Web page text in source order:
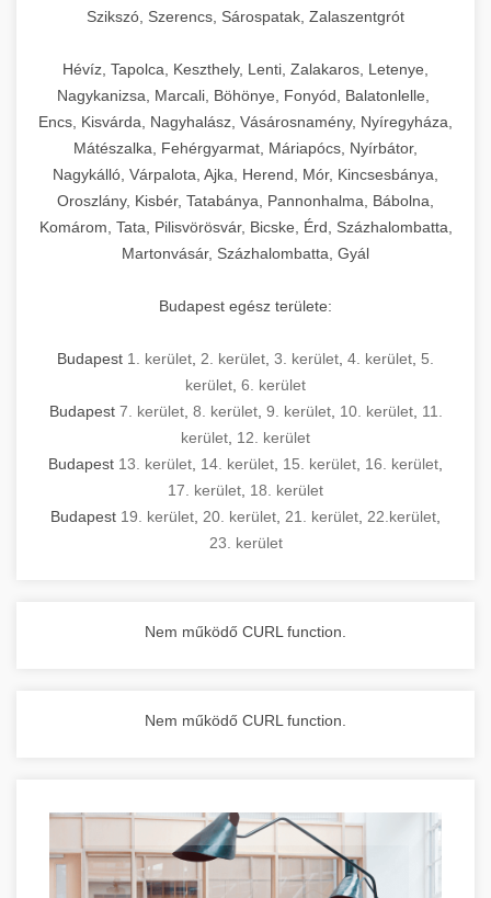
Szikszó, Szerencs, Sárospatak, Zalaszentgrót
Hévíz, Tapolca, Keszthely, Lenti, Zalakaros, Letenye,
Nagykanizsa, Marcali, Böhönye, Fonyód, Balatonlelle,
Encs, Kisvárda, Nagyhalász, Vásárosnamény, Nyíregyháza,
Mátészalka, Fehérgyarmat, Máriapócs, Nyírbátor,
Nagykálló, Várpalota, Ajka, Herend, Mór, Kincsesbánya,
Oroszlány, Kisbér, Tatabánya, Pannonhalma, Bábolna,
Komárom, Tata, Pilisvörösvár, Bicske, Érd, Százhalombatta,
Martonvásár, Százhalombatta, Gyál
Budapest egész területe:
Budapest 1. kerület 2. kerület 3. kerület 4. kerület 5.
kerület 6. kerület
Budapest 7. kerület, 8. kerület, 9. kerület, 10. kerület, 11.
kerület 12. kerület
Budapest 13. kerület 14. kerület 15. kerület 16. kerület
17. kerület 18. kerület
Budapest 19. kerület 20. kerület 21. kerület 22.kerület
23. kerület
Nem működő CURL function.
Nem működő CURL function.